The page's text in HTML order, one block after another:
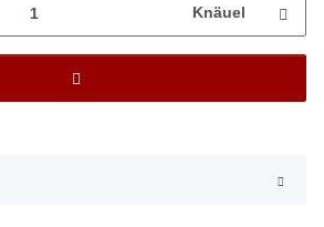
Knäuel